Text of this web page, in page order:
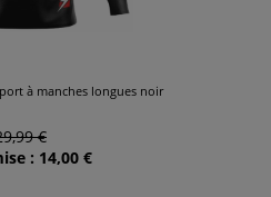
à manches longues noir
€
: 14,00 €